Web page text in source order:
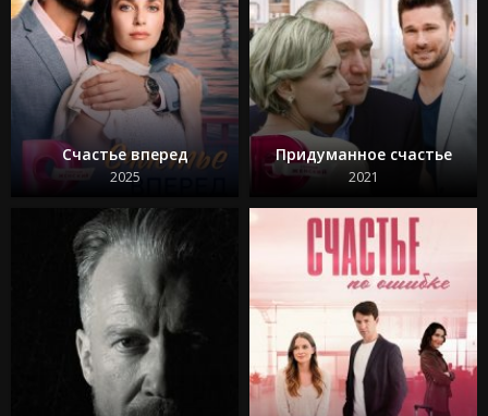
Счастье вперед
2025
Придуманное счастье
2021